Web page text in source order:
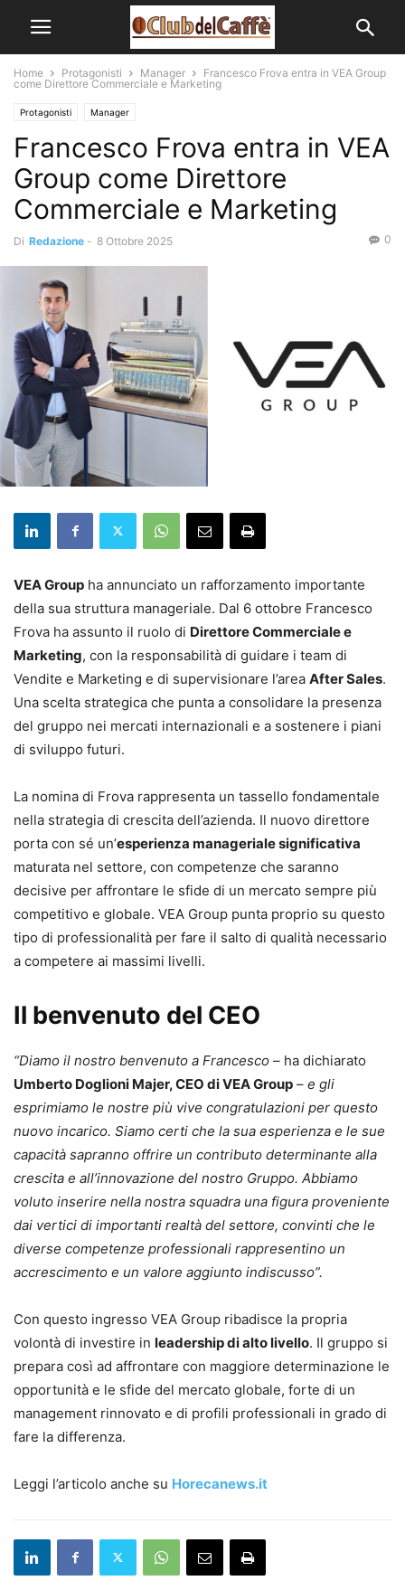
Home Protagonisti Manager
Francesco Frova entra in VEA Group
come Direttore Commerciale e Marketing
Protagonisti Manager
Francesco Frova entra in VEA
Group come Direttore
Commerciale e Marketing
Di Redazione - 8 Ottobre 2025 0
VEA Group ha annunciato un rafforzamento importante
della sua struttura manageriale. Dal 6 ottobre Francesco
Frova ha assunto il ruolo di Direttore Commerciale e
Marketing, con la responsabilità di guidare i team di
Vendite e Marketing e di supervisionare l’area After Sales.
Una scelta strategica che punta a consolidare la presenza
del gruppo nei mercati internazionali e a sostenere i piani
di sviluppo futuri.
La nomina di Frova rappresenta un tassello fondamentale
nella strategia di crescita dell’azienda. Il nuovo direttore
porta con sé un’esperienza manageriale significativa
maturata nel settore, con competenze che saranno
decisive per affrontare le sfide di un mercato sempre più
competitivo e globale. VEA Group punta proprio su questo
tipo di professionalità per fare il salto di qualità necessario
a competere ai massimi livelli.
Il benvenuto del CEO
“Diamo il nostro benvenuto a Francesco – ha dichiarato
Umberto Doglioni Majer, CEO di VEA Group – e gli
esprimiamo le nostre più vive congratulazioni per questo
nuovo incarico. Siamo certi che la sua esperienza e le sue
capacità sapranno offrire un contributo determinante alla
crescita e all’innovazione del nostro Gruppo. Abbiamo
voluto inserire nella nostra squadra una figura proveniente
dai vertici di importanti realtà del settore, convinti che le
diverse competenze professionali rappresentino un
accrescimento e un valore aggiunto indiscusso”.
Con questo ingresso VEA Group ribadisce la propria
volontà di investire in leadership di alto livello. Il gruppo si
prepara così ad affrontare con maggiore determinazione le
opportunità e le sfide del mercato globale, forte di un
management rinnovato e di profili professionali in grado di
fare la differenza.
Leggi l’articolo anche su Horecanews.it